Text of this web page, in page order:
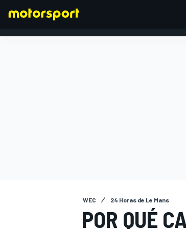
WEC 24 Horas de Le Mans
POR QUÉ